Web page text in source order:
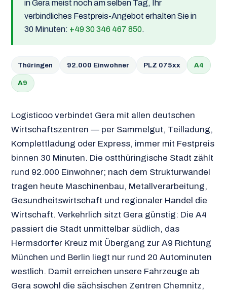
in Gera meist noch am selben Tag, Ihr
verbindliches Festpreis-Angebot erhalten Sie in
30 Minuten: +49 30 346 467 850.
Thüringen 92.000 Einwohner PLZ 075xx A4
A9
Logisticoo verbindet Gera mit allen deutschen
Wirtschaftszentren — per Sammelgut, Teilladung,
Komplettladung oder Express, immer mit Festpreis
binnen 30 Minuten. Die ostthüringische Stadt zählt
rund 92.000 Einwohner; nach dem Strukturwandel
tragen heute Maschinenbau, Metallverarbeitung,
Gesundheitswirtschaft und regionaler Handel die
Wirtschaft. Verkehrlich sitzt Gera günstig: Die A4
passiert die Stadt unmittelbar südlich, das
Hermsdorfer Kreuz mit Übergang zur A9 Richtung
München und Berlin liegt nur rund 20 Autominuten
westlich. Damit erreichen unsere Fahrzeuge ab
Gera sowohl die sächsischen Zentren Chemnitz,